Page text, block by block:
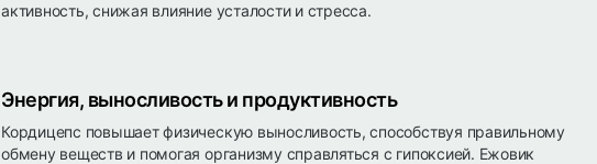
активность, снижая влияние усталости и стресса.
Энергия, выносливость и продуктивность
Кордицепс повышает физическую выносливость, способствуя правильному
обмену веществ и помогая организму справляться с гипоксией. Ежовик